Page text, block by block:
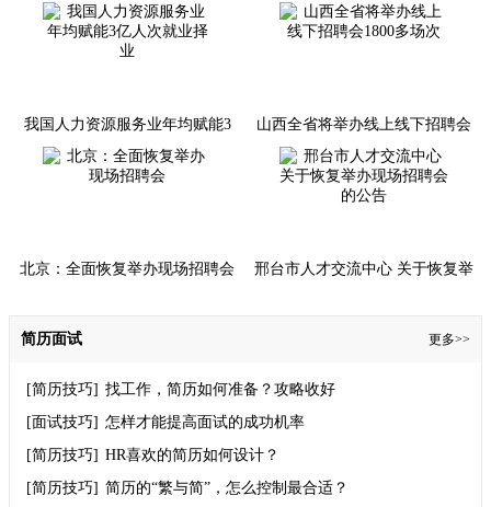
人体育场、徐家汇体育公园等目
前已停止举办招聘会
年奔赴山海
我国人力资源服务业年均赋能3
亿人次就业择业
山西全省将举办线上线下招聘会
1800多场次
北京：全面恢复举办现场招聘会 邢台市人才交流中心 关于恢复举
简历面试 更多>>
[简历技巧] 找工作，简历如何准备？攻略收好
[面试技巧] 怎样才能提高面试的成功机率
[简历技巧] HR喜欢的简历如何设计？
[简历技巧] 简历的“繁与简”，怎么控制最合适？